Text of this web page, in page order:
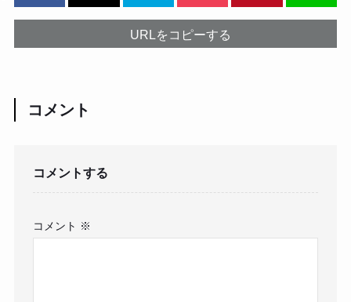
URLをコピーする
コメント
コメントする
コメント ※